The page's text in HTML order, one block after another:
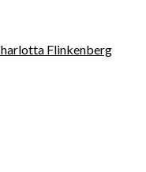
Flinkenberg